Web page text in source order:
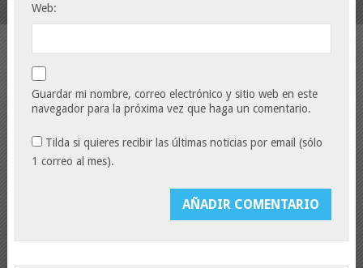
Web:
Guardar mi nombre, correo electrónico y sitio web en este
navegador para la próxima vez que haga un comentario.
Tilda si quieres recibir las últimas noticias por email (sólo
1 correo al mes).